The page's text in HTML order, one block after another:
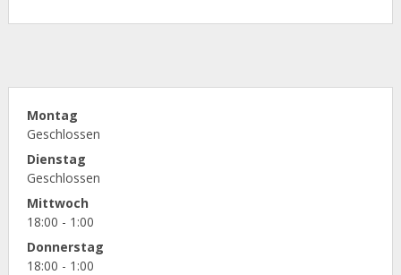
Montag
Geschlossen
Dienstag
Geschlossen
Mittwoch
18:00 - 1:00
Donnerstag
18:00 - 1:00